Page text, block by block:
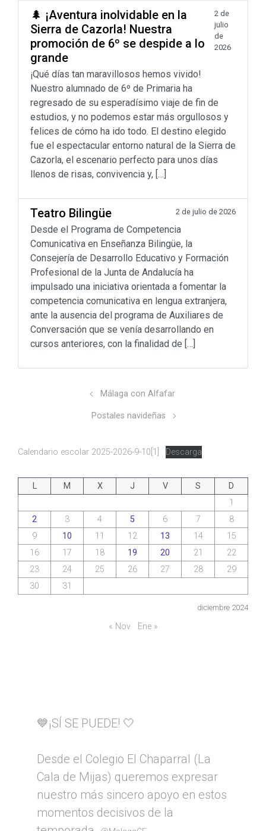
🌲 ¡Aventura inolvidable en la
Sierra de Cazorla! Nuestra
promoción de 6º se despide a lo
grande
2 de
julio
de
2026
¡Qué días tan maravillosos hemos vivido!
Nuestro alumnado de 6º de Primaria ha
regresado de su esperadísimo viaje de fin de
estudios, y no podemos estar más orgullosos y
felices de cómo ha ido todo. El destino elegido
fue el espectacular entorno natural de la Sierra de
Cazorla, el escenario perfecto para unos días
llenos de risas, convivencia y, […]
Teatro Bilingüe 2 de julio de 2026
Desde el Programa de Competencia
Comunicativa en Enseñanza Bilingüe, la
Consejería de Desarrollo Educativo y Formación
Profesional de la Junta de Andalucía ha
impulsado una iniciativa orientada a fomentar la
competencia comunicativa en lengua extranjera,
ante la ausencia del programa de Auxiliares de
Conversación que se venía desarrollando en
cursos anteriores, con la finalidad de […]
Málaga con Alfafar
Postales navideñas
Calendario escolar 2025-2026-9-10[1] Descarga
diciembre 2024
L M X J V S
D
1
2
3 4 5 6 7
8
9
10 11 12 13 14
15
16
17 18 19 20 21
22
23
24 25 26 27 28
29
30
31
« Nov Ene »
💙¡SÍ SE PUEDE! 🤍
Desde el Colegio El Chaparral (La
Cala de Mijas) queremos expresar
nuestro más sincero apoyo en estos
momentos decisivos de la